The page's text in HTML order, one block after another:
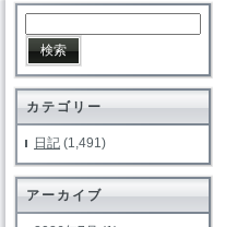
カテゴリー
日記 (1,491)
アーカイブ